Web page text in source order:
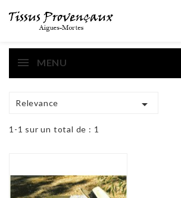
MENU
Relevance 
1-1 sur un total de : 1